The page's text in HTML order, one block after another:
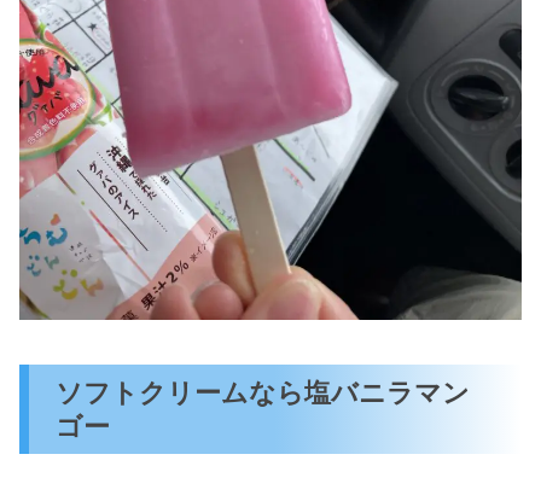
ソフトクリームなら塩バニラマン
ゴー